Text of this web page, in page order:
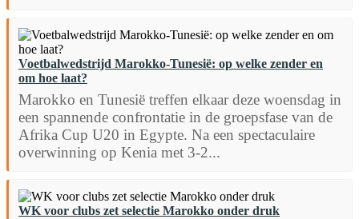
Voetbalwedstrijd Marokko-Tunesië: op welke zender en
om hoe laat?
Marokko en Tunesië treffen elkaar deze woensdag in
een spannende confrontatie in de groepsfase van de
Afrika Cup U20 in Egypte. Na een spectaculaire
overwinning op Kenia met 3-2...
WK voor clubs zet selectie Marokko onder druk